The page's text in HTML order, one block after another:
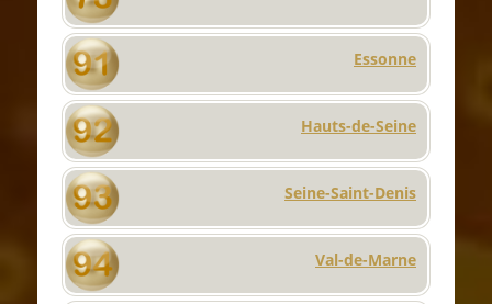
étaient en fait des radios nationales. En
revanche, « Radio Vitus » se présente comme le
« Poste de Montmartre » avec une
programmation très parisienne liée à ce
quartier de la capitale. Cette radio conservera
son originalité en devenant « Le Poste de l’ile-
de-France ».
Les années 40
En 1940, après l’occupation de Paris par les
Allemands, il n’y a plus qu’une seule station de
radio à Paris, la radio contrôlée par les nazis
« Radio Paris ». En effet, les autres radios de la
Essonne
Hauts-de-Seine
Seine-Saint-Denis
Val-de-Marne